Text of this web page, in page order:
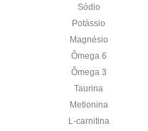
Sódio
Potássio
Magnésio
Ômega 6
Ômega 3
Taurina
Metionina
L-carnitina